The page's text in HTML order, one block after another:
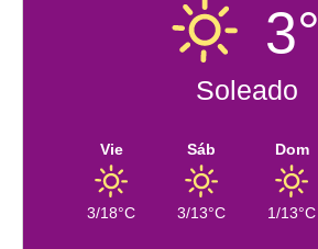
3°
Soleado
Vie
3/18°C
Sáb
3/13°C
Dom
1/13°C